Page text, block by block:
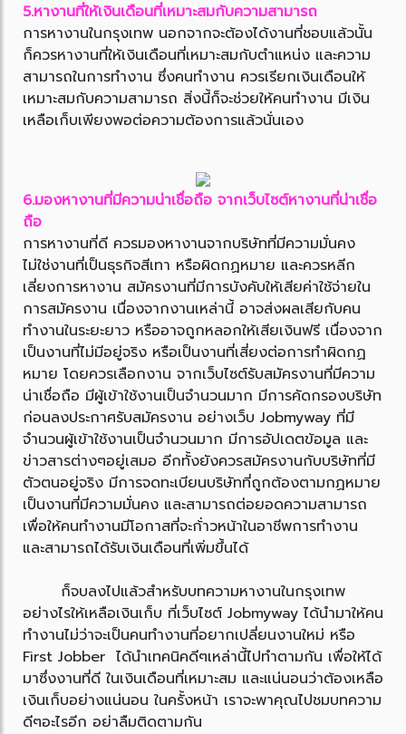
5.หางานที่ให้เงินเดือนที่เหมาะสมกับความสามารถ
การหางานในกรุงเทพ นอกจากจะต้องได้งานที่ชอบแล้วนั้น
ก็ควรหางานที่ให้เงินเดือนที่เหมาะสมกับตำแหน่ง และความ
สามารถในการทำงาน ซึ่งคนทำงาน ควรเรียกเงินเดือนให้
เหมาะสมกับความสามารถ สิ่งนี้ก็จะช่วยให้คนทำงาน มีเงิน
เหลือเก็บเพียงพอต่อความต้องการแล้วนั่นเอง
6.มองหางานที่มีความน่าเชื่อถือ จากเว็บไซต์หางานที่น่าเชื่อ
ถือ
การหางานที่ดี ควรมองหางานจากบริษัทที่มีความมั่นคง
ไม่ใช่งานที่เป็นธุรกิจสีเทา หรือผิดกฏหมาย และควรหลีก
เลี่ยงการหางาน สมัครงานที่มีการบังคับให้เสียค่าใช้จ่ายใน
การสมัครงาน เนื่องจากงานเหล่านี้ อาจส่งผลเสียกับคน
ทำงานในระยะยาว หรืออาจถูกหลอกให้เสียเงินฟรี เนื่องจาก
เป็นงานที่ไม่มีอยู่จริง หรือเป็นงานที่เสี่ยงต่อการทำผิดกฏ
หมาย โดยควรเลือกงาน จากเว็บไซต์รับสมัครงานที่มีความ
น่าเชื่อถือ มีผู้เข้าใช้งานเป็นจำนวนมาก มีการคัดกรองบริษัท
ก่อนลงประกาศรับสมัครงาน อย่างเว็บ Jobmyway ที่มี
จำนวนผู้เข้าใช้งานเป็นจำนวนมาก มีการอัปเดตข้อมูล และ
ข่าวสารต่างๆอยู่เสมอ อีกทั้งยังควรสมัครงานกับบริษัทที่มี
ตัวตนอยู่จริง มีการจดทะเบียนบริษัทที่ถูกต้องตามกฏหมาย
เป็นงานที่มีความมั่นคง และสามารถต่อยอดความสามารถ
เพื่อให้คนทำงานมีโอกาสที่จะก้่าวหน้าในอาชีพการทำงาน
และสามารถได้รับเงินเดือนที่เพิ่มขึ้นได้
ก็จบลงไปแล้วสำหรับบทความหางานในกรุงเทพ
อย่างไรให้เหลือเงินเก็บ ที่เว็บไซต์ Jobmyway ได้นำมาให้คน
ทำงานไม่ว่าจะเป็นคนทำงานที่อยากเปลี่ยนงานใหม่ หรือ
First Jobber ได้นำเทคนิคดีๆเหล่านี้ไปทำตามกัน เพื่อให้ได้
มาซึ่งงานที่ดี ในเงินเดือนที่เหมาะสม และแน่นอนว่าต้องเหลือ
เงินเก็บอย่างแน่นอน ในครั้งหน้า เราจะพาคุณไปชมบทความ
ดีๆอะไรอีก อย่าลืมติดตามกัน